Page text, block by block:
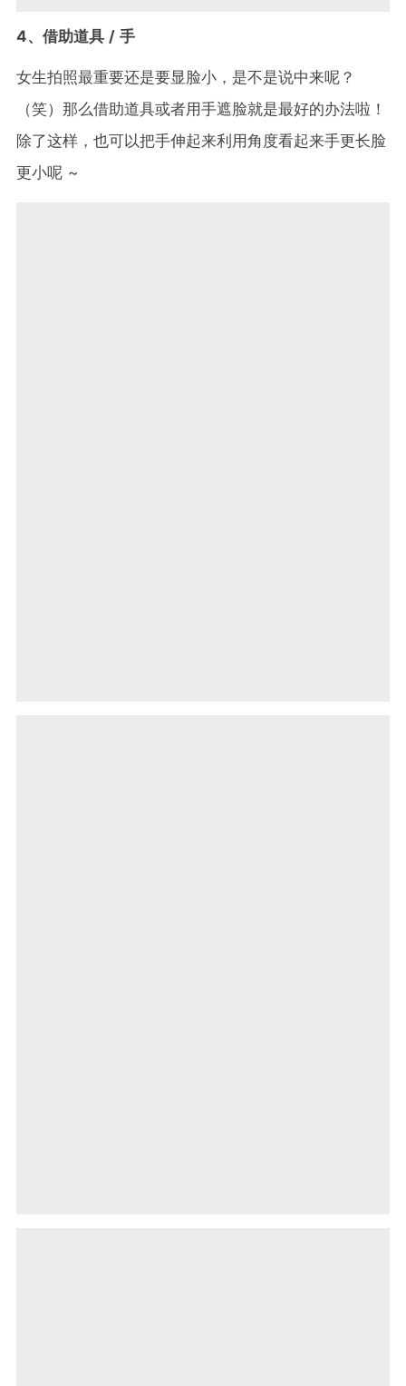
4、借助道具 / 手
女生拍照最重要还是要显脸小，是不是说中来呢？
（笑）那么借助道具或者用手遮脸就是最好的办法啦！
除了这样，也可以把手伸起来利用角度看起来手更长脸
更小呢 ~